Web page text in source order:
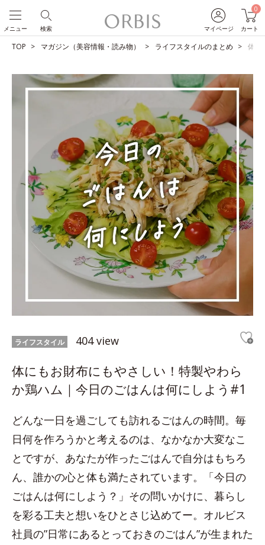
マイページ
0
カート
検索
メニュー
TOP マガジン（美容情報・読み物） ライフスタイルのまとめ 体に
ライフスタイル 404 view
体にもお財布にもやさしい！特製やわら
か鶏ハム｜今日のごはんは何にしよう#1
どんな一日を過ごしても訪れるごはんの時間。毎
日何を作ろうかと考えるのは、なかなか大変なこ
とですが、あなたが作ったごはんで自分はもちろ
ん、誰かの心と体も満たされています。「今日の
ごはんは何にしよう？」その問いかけに、暮らし
を彩る工夫と想いをひとさじ込めてー。オルビス
社員の”日常にあるとっておきのごはん”が生まれた